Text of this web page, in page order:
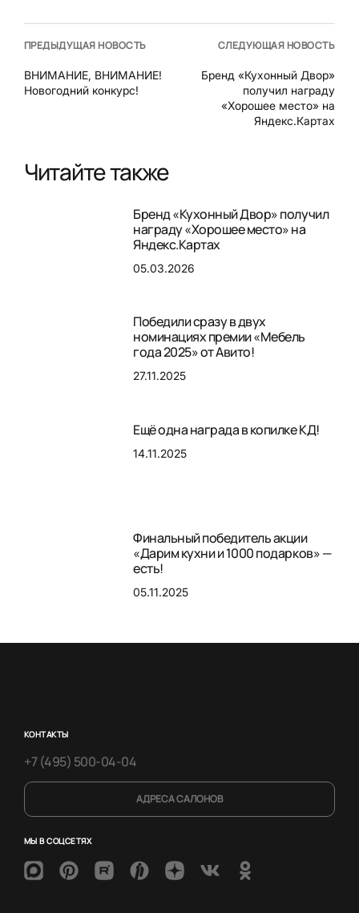
ПРЕДЫДУЩАЯ НОВОСТЬ
ВНИМАНИЕ, ВНИМАНИЕ!
Новогодний конкурс!
СЛЕДУЮЩАЯ НОВОСТЬ
Бренд «Кухонный Двор»
получил награду
«Хорошее место» на
Яндекс.Картах
Читайте также
Бренд «Кухонный Двор» получил
награду «Хорошее место» на
Яндекс.Картах
05.03.2026
Победили сразу в двух
номинациях премии «Мебель
года 2025» от Авито!
27.11.2025
Ещё одна награда в копилке КД!
14.11.2025
Финальный победитель акции
«Дарим кухни и 1000 подарков» —
есть!
05.11.2025
КОНТАКТЫ
+7 (495) 500-04-04
АДРЕСА САЛОНОВ
МЫ В СОЦСЕТЯХ